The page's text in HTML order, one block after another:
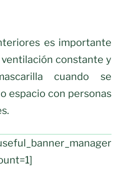
es importante
constante y
cuando se
espacio con personas